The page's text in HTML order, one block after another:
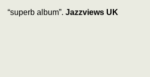
“superb album”. Jazzviews UK